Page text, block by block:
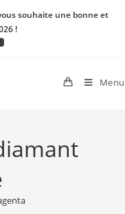
souhaite une bonne et
!
Menu